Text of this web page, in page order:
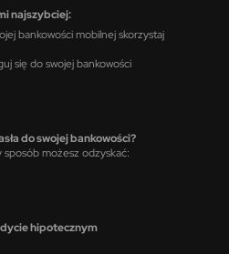
najszybciej:
bankowości mobilnej skorzystaj
się do swojej bankowości
do swojej bankowości?
sposób możesz odzyskać:
hipotecznym